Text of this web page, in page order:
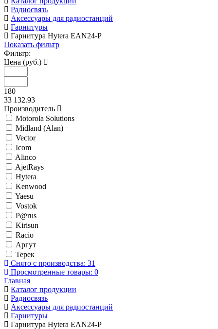
Радиосвязь
Аксессуары для радиостанций
Гарнитуры
Гарнитура Hytera EAN24-P
Показать фильтр
Фильтр:
Цена (руб.)
180
33 132.93
Производитель
Motorola Solutions
Midland (Alan)
Vector
Icom
Alinco
AjetRays
Hytera
Kenwood
Yaesu
Vostok
P@rus
Kirisun
Racio
Аргут
Терек
Снято с производства: 31
Просмотренные товары: 0
Главная
Каталог продукции
Радиосвязь
Аксессуары для радиостанций
Гарнитуры
Гарнитура Hytera EAN24-P